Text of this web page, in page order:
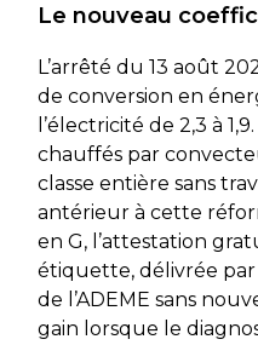
Le nouveau
L’arrêté du 13 août
de conversion en
l’électricité de 2,3 à
chauffés par
classe entière sans
antérieur à cette
en G, l’attestation
étiquette, délivrée par
de l’ADEME sans
gain lorsque le